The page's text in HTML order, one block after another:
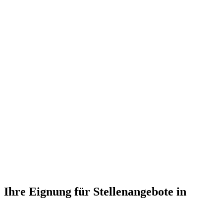
Ihre Eignung für Stellenangebote in